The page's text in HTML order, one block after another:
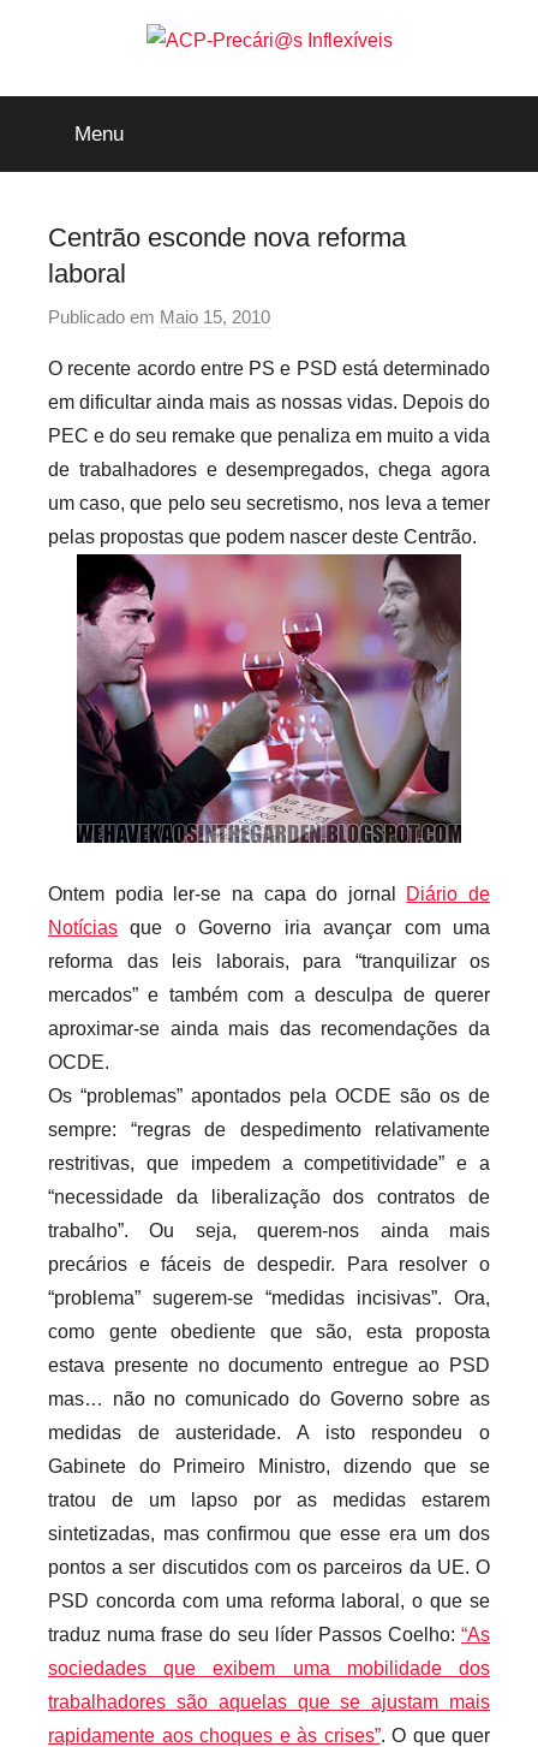
ACP-
Precári@s
Inflexíveis
Menu
Centrão esconde nova reforma
laboral
Publicado em Maio 15, 2010
r
p
r
e
c
a
o
s
i
n
f
l
e
x
i
s
O recente acordo entre PS e PSD está determinado
em dificultar ainda mais as nossas vidas. Depois do
PEC e do seu remake que penaliza em muito a vida
de trabalhadores e desempregados, chega agora
um caso, que pelo seu secretismo, nos leva a temer
pelas propostas que podem nascer deste Centrão.
Ontem podia ler-se na capa do jornal Diário de
Notícias que o Governo iria avançar com uma
reforma das leis laborais, para “tranquilizar os
mercados” e também com a desculpa de querer
aproximar-se ainda mais das recomendações da
OCDE.
Os “problemas” apontados pela OCDE são os de
sempre: “regras de despedimento relativamente
restritivas, que impedem a competitividade” e a
“necessidade da liberalização dos contratos de
trabalho”. Ou seja, querem-nos ainda mais
precários e fáceis de despedir. Para resolver o
“problema” sugerem-se “medidas incisivas”. Ora,
como gente obediente que são, esta proposta
estava presente no documento entregue ao PSD
mas… não no comunicado do Governo sobre as
medidas de austeridade. A isto respondeu o
Gabinete do Primeiro Ministro, dizendo que se
tratou de um lapso por as medidas estarem
sintetizadas, mas confirmou que esse era um dos
pontos a ser discutidos com os parceiros da UE. O
PSD concorda com uma reforma laboral, o que se
traduz numa frase do seu líder Passos Coelho: “As
sociedades que exibem uma mobilidade dos
trabalhadores são aquelas que se ajustam mais
rapidamente aos choques e às crises”. O que quer